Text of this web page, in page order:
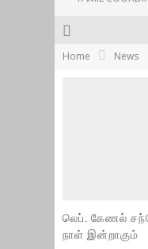
Home News
லெப். கேணல்
நாள் இன்றாகும்